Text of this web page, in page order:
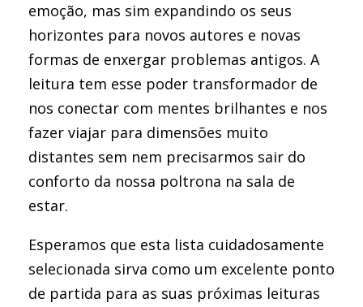
emoção, mas sim expandindo os seus
horizontes para novos autores e novas
formas de enxergar problemas antigos. A
leitura tem esse poder transformador de
nos conectar com mentes brilhantes e nos
fazer viajar para dimensões muito
distantes sem nem precisarmos sair do
conforto da nossa poltrona na sala de
estar.
Esperamos que esta lista cuidadosamente
selecionada sirva como um excelente ponto
de partida para as suas próximas leituras